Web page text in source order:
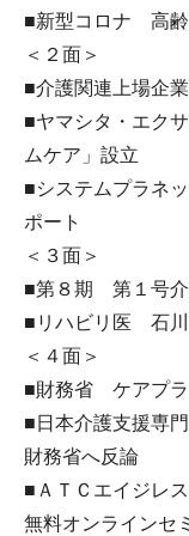
■新型コロナ 高齢
＜２面＞
■介護関連上場企
■ヤマシタ・エク
ムケア」設立
■システムプラネ
ポート
＜３面＞
■第８期 第１号介
■リハビリ医 石川
＜４面＞
■財務省 ケアプラ
■日本介護支援専
財務省へ反論
■ＡＴＣエイジレ
無料オンラインセ